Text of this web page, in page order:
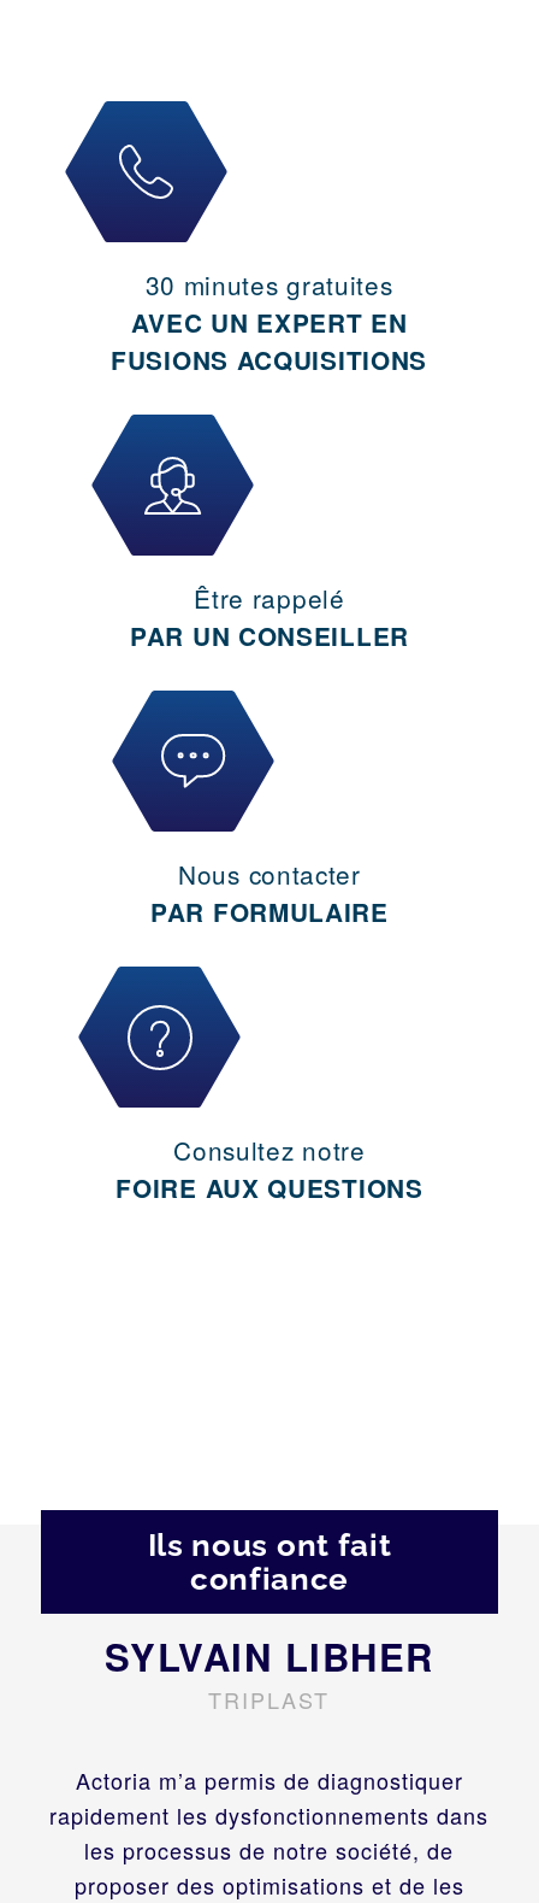
30 minutes gratuites
AVEC UN EXPERT EN
FUSIONS ACQUISITIONS
Être rappelé
PAR UN CONSEILLER
Nous contacter
PAR FORMULAIRE
Consultez notre
FOIRE AUX QUESTIONS
Ils nous ont fait
confiance
Actoria m’a permis de diagnostiquer
rapidement les dysfonctionnements dans
les processus de notre société, de
proposer des optimisations et de les
SYLVAIN LIBHER
TRIPLAST